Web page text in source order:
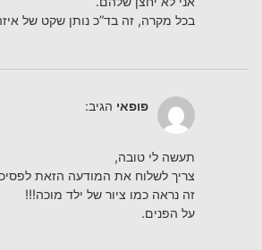
בכל מקרה, זה בד”כ נותן שקט של איזה 7
פופאי הגיב:
תעשה לי טובה,
צריך לשלוח את המודעה הזאת
זה נראה כמו ציור של ילד מוכה!!!
על הפנים.